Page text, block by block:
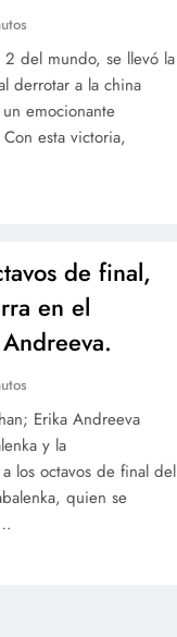
2 del mundo, se llevó la
derrotar a la china
emocionante
esta victoria,
de final,
en el
Erika Andreeva
y la
los octavos de final del
quien se